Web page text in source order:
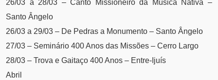
26/03 a 28/03 – Canto Missioneiro da Música Nativa –
Santo Ângelo
26/03 a 29/03 – De Pedras a Monumento – Santo Ângelo
27/03 – Seminário 400 Anos das Missões – Cerro Largo
28/03 – Trova e Gaitaço 400 Anos – Entre-Ijuís
Abril